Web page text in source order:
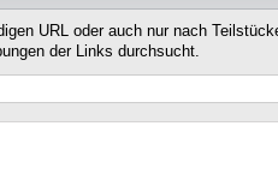
URL oder auch nur nach
der Links durchsucht.